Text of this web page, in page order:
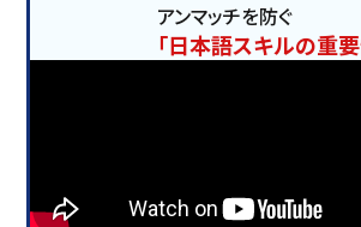
アンマッチを防ぐ
「日本語スキルの重要